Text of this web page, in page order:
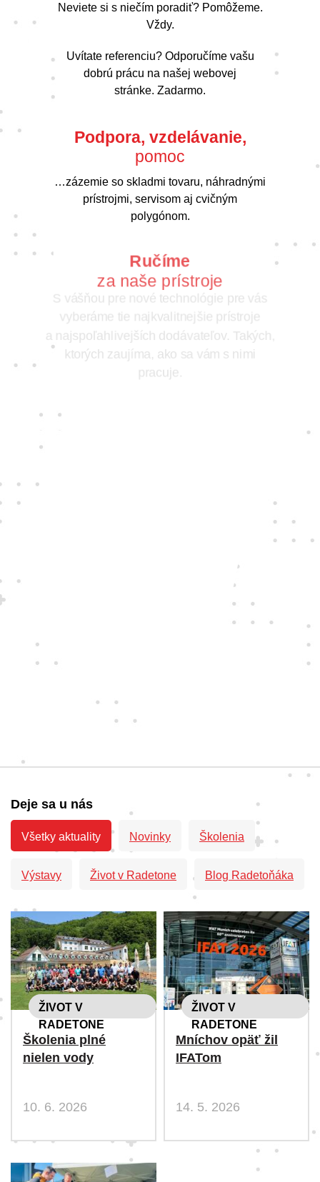
Neviete si s niečím poradiť? Pomôžeme.
Vždy.
Uvítate referenciu? Odporučíme vašu
dobrú prácu na našej webovej
stránke. Zadarmo.
Podpora, vzdelávanie,
pomoc
…zázemie so skladmi tovaru, náhradnými
prístrojmi, servisom aj cvičným
polygónom.
Ručíme
za naše prístroje
vyberáme tie najkvalitnejšie prístroje
a najspoľahlivejších dodávateľov. Takých,
ktorých zaujíma, ako sa vám s nimi
pracuje.
Deje sa u nás
Všetky aktuality Novinky Školenia
Výstavy Život v Radetone Blog Radetoňáka
ŽIVOT V
RADETONE
Školenia plné
nielen vody
10. 6. 2026
ŽIVOT V
RADETONE
Mníchov opäť žil
IFATom
14. 5. 2026